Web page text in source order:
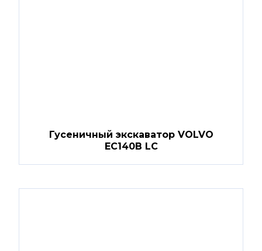
Гусеничный экскаватор VOLVO
EC140B LC